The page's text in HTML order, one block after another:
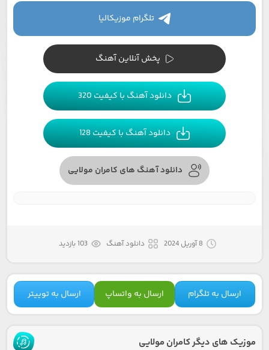
تلگرام موزیکالیا
پخش آنلاین آهنگ
دانلود آهنگ با کیفیت 320
دانلود آهنگ با کیفیت 128
دانلود آهنگ های کامران مولایی
8 آوریل 2024 دانلود آهنگ 103 بازدید
ارسال به تلگرام ارسال به واتساپ ارسال به توییتر
موزیک های دیگر کامران مولایی